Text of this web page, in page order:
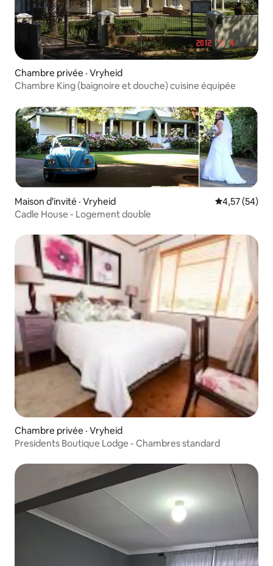
Chambre privée · Vryheid
Chambre King (baignoire et douche) cuisine équipée
Maison d'invité · Vryheid Note
4,57 (54)
Cadle House - Logement double
Chambre privée · Vryheid
Presidents Boutique Lodge - Chambres standard